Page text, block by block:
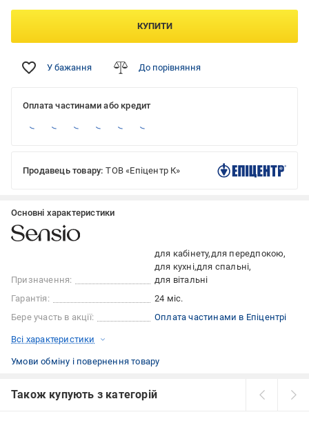
КУПИТИ
У бажання До порівняння
Оплата частинами або кредит
Продавець товару: ТОВ «Епіцентр К»
Основні характеристики
Призначення:
для кабінету для передпокою
для кухні для спальні
для вітальні
Гарантія:
24 міс.
Бере участь в акції:
Оплата частинами в Епіцентрі
Всі характеристики
Умови обміну і повернення товару
Також купують з категорій